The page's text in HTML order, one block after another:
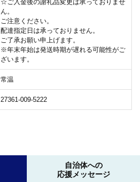
☆ご入金後の謝礼品変更は承っておりませ
ん。
ご注意ください。
配達指定日は承っておりません。
ご了承お願い申上げます。
※年末年始は発送時期が遅れる可能性がご
ざいます。
常温
27361-009-5222
自治体への
応援メッセージ